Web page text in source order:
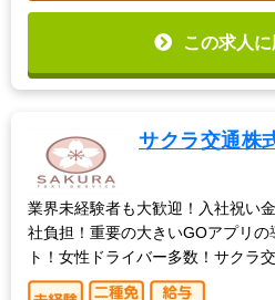
この求人
サクラ交通株
業界未経験者も大歓迎！入社祝い
社負担！重要の大きいGOアプリ
ト！女性ドライバー多数！サクラ